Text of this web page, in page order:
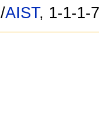
/AIST, 1-1-1-